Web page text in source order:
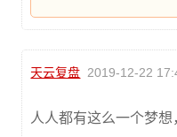
天云复盘 2019-12-22
人人都有这么一个梦